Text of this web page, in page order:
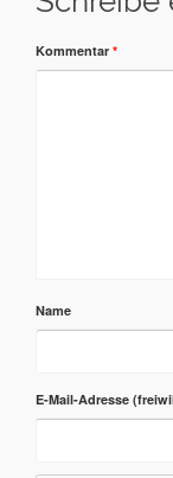
Kommentar *
Name
E-Mail-Adresse